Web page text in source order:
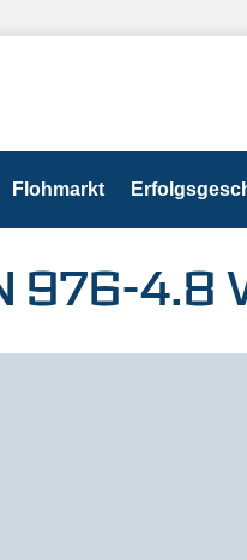
Flohmarkt
976-4.8